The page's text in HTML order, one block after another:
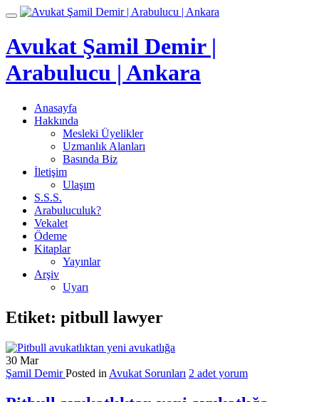
İçeriğe
Toggle
Avukat Şamil Demir |
Arabulucu | Ankara
Anasayfa
Hakkında
Mesleki Üyelikler
Uzmanlık Alanları
Basında Biz
İletişim
Ulaşım
S.S.S.
Arabuluculuk?
Vekalet
Ödeme
Kitaplar
Yayınlar
Arşiv
Uyarı
Etiket: pitbull lawyer
30 Mar
Şamil DemirPosted in Avukat Sorunları 2 adet yorum